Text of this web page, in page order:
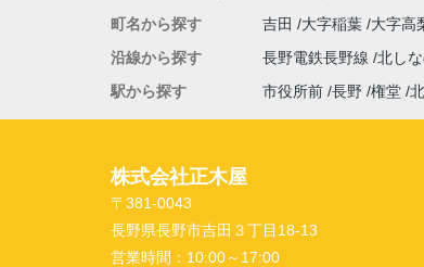
町名から探す
吉田 大字稲葉 大字高
沿線から探す
長野電鉄長野線 北し
駅から探す
市役所前 長野 権堂
株式会社正木屋
〒381-0043
長野県長野市吉田３丁目18-13
営業時間： 10:00～17:00